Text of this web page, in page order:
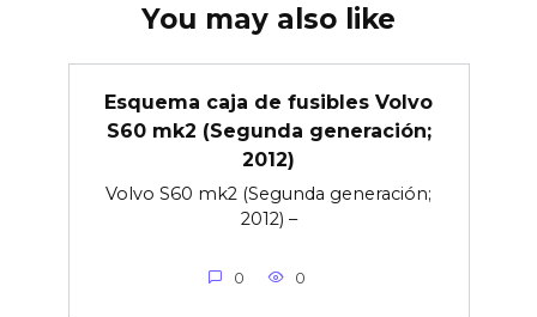
You may also like
Esquema caja de fusibles Volvo
S60 mk2 (Segunda generación;
2012)
Volvo S60 mk2 (Segunda generación;
2012) –
0 0